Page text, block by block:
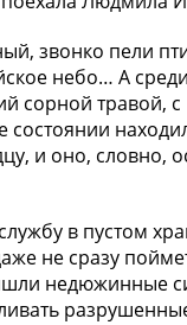
звонко пели
небо… А
сорной травой,
состоянии
и оно, словно,
в пустом
не сразу
недюжинные